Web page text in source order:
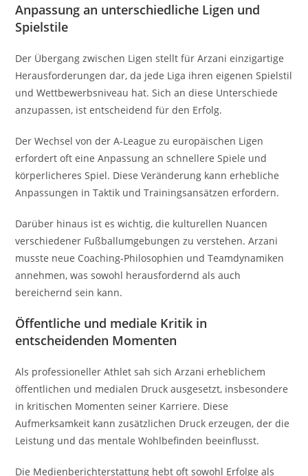
Anpassung an unterschiedliche Ligen und
Spielstile
Der Übergang zwischen Ligen stellt für Arzani einzigartige
Herausforderungen dar, da jede Liga ihren eigenen Spielstil
und Wettbewerbsniveau hat. Sich an diese Unterschiede
anzupassen, ist entscheidend für den Erfolg.
Der Wechsel von der A-League zu europäischen Ligen
erfordert oft eine Anpassung an schnellere Spiele und
körperlicheres Spiel. Diese Veränderung kann erhebliche
Anpassungen in Taktik und Trainingsansätzen erfordern.
Darüber hinaus ist es wichtig, die kulturellen Nuancen
verschiedener Fußballumgebungen zu verstehen. Arzani
musste neue Coaching-Philosophien und Teamdynamiken
annehmen, was sowohl herausfordernd als auch
bereichernd sein kann.
Öffentliche und mediale Kritik in
entscheidenden Momenten
Als professioneller Athlet sah sich Arzani erheblichem
öffentlichen und medialen Druck ausgesetzt, insbesondere
in kritischen Momenten seiner Karriere. Diese
Aufmerksamkeit kann zusätzlichen Druck erzeugen, der die
Leistung und das mentale Wohlbefinden beeinflusst.
Die Medienberichterstattung hebt oft sowohl Erfolge als